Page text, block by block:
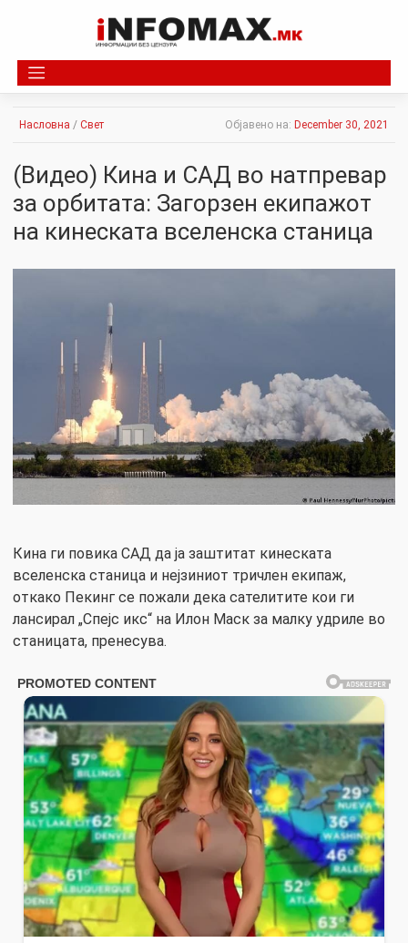
Насловна / Свет Објавено на: December 30, 2021
(Видео) Кина и САД во натпревар
за орбитата: Загорзен екипажот
на кинеската вселенска станица
Кина ги повика САД да ја заштитат кинеската
вселенска станица и нејзиниот тричлен екипаж,
откако Пекинг се пожали дека сателитите кои ги
лансирал „Спејс икс“ на Илон Маск за малку удриле во
станицата, пренесува.